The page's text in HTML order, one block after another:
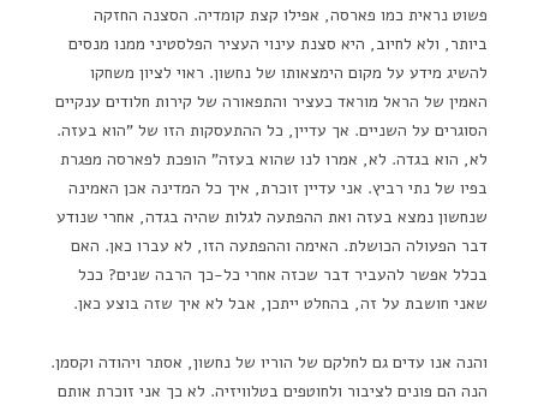
פשוט נראית כמו פארסה, אפילו קצת קומדיה. הסצנה החזקה
ביותר, ולא לחיוב, היא סצנת עינוי העציר הפלסטיני ממנו מנסים
להשיג מידע על מקום הימצאותו של נחשון. ראוי לציון משחקו
האמין של הראל מוראד כעציר והתפאורה של קירות חלודים ענקיים
הסוגרים על השניים. אך עדיין, כל ההתעסקות הזו של "הוא בעזה.
לא, הוא בגדה. לא, אמרו לנו שהוא בעזה" הופכת לפארסה מפגרת
בפיו של נתי רביץ. אני עדיין זוכרת, איך כל המדינה אכן האמינה
שנחשון נמצא בעזה ואת ההפתעה לגלות שהיה בגדה, אחרי שנודע
דבר הפעולה הכושלת. האימה וההפתעה הזו, לא עברו כאן. האם
בכלל אפשר להעביר דבר שכזה אחרי כל-כך הרבה שנים? ככל
שאני חושבת על זה, בהחלט ייתכן, אבל לא איך שזה בוצע כאן.
והנה אנו עדים גם לחלקם של הוריו של נחשון, אסתר ויהודה וקסמן.
הנה הם פונים לציבור ולחוטפים בטלוויזיה. לא כך אני זוכרת אותם